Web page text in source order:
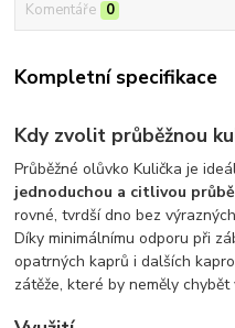
Komentáře 0
Kompletní specifikace
Kdy zvolit průběžnou
Průběžné olůvko Kulička je
jednoduchou a citlivou
rovné, tvrdší dno bez
Díky minimálnímu odporu při
opatrných kaprů i dalších
zátěže, které by neměly